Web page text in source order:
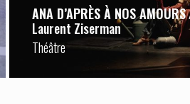
ANA D’APRÈS À NOS AMOURS
Laurent Ziserman
Théâtre